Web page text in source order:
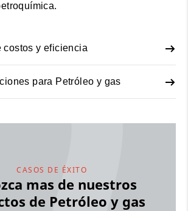
costos y eficiencia
para Petróleo y gas
CASOS DE ÉXITO
mas de nuestros
de Petróleo y gas